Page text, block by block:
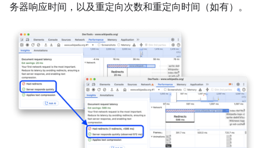
务器响应时间，以及重定向次数和重定向时间（如有）。